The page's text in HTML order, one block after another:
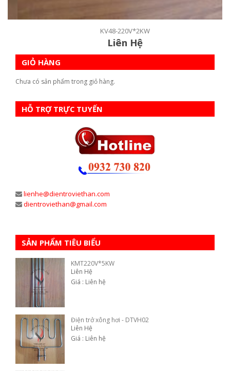
KV48-220V*2KW
Liên Hệ
GIỎ HÀNG
Chưa có sản phẩm trong giỏ hàng.
HỖ TRỢ TRỰC TUYẾN
lienhe@dientroviethan.com
dientroviethan@gmail.com
SẢN PHẨM TIÊU BIỂU
KMT220V*5KW
Liên Hệ
Giá : Liên hệ
Điện trở xông hơi - DTVH02
Liên Hệ
Giá : Liên hệ